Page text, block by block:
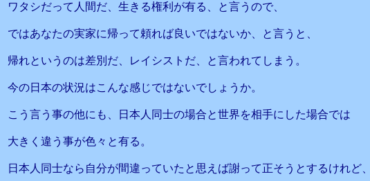
ワタシだって人間だ、生きる権利が有る、と言うので、
ではあなたの実家に帰って頼れば良いではないか、と言うと、
帰れというのは差別だ、レイシストだ、と言われてしまう。
今の日本の状況はこんな感じではないでしょうか。
こう言う事の他にも、日本人同士の場合と世界を相手にした場合では
大きく違う事が色々と有る。
日本人同士なら自分が間違っていたと思えば謝って正そうとするけれど、